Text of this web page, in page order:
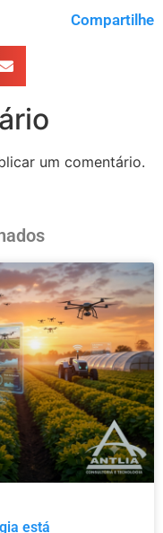
Compartilhe
um comentário.
está